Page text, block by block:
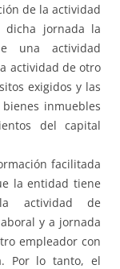
de la actividad
jornada la
una actividad
actividad de otro
exigidos y las
inmuebles
del capital
facilitada
la entidad tiene
actividad de
y a jornada
empleador con
Por lo tanto, el